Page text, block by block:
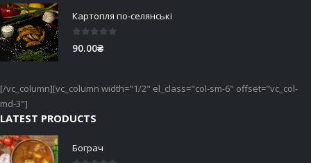
Картопля по-селянські
90.00₴
[/vc_column][vc_column width="1/2" el_class="col-sm-6" offset="vc_col-
md-3"]
LATEST PRODUCTS
Бограч